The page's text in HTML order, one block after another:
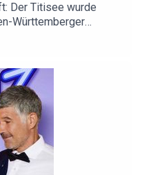
Der Titisee wurde
Württemberger
unter die Lupe
nicht zu früh, okay?
mit dem Code
einfach hier: